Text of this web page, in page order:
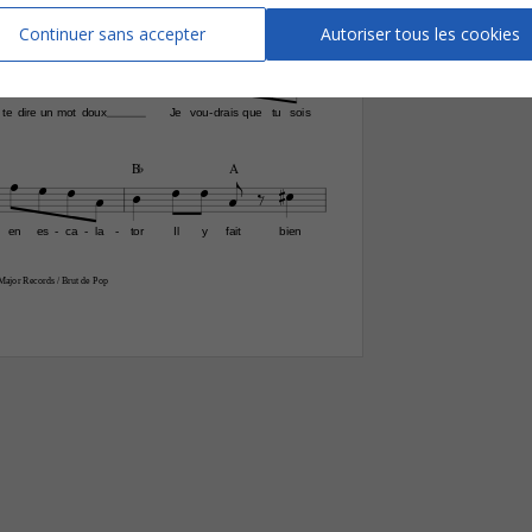
Records / Brut de Pop
te dire un mot doux Je
straight
vou drais
- que tu sois
en es ca
- la
- tor
- y fait bien
3
B¨ A
        
         

Instrumentation
Tonalité
Continuer sans accepter Autoriser tous les cookies